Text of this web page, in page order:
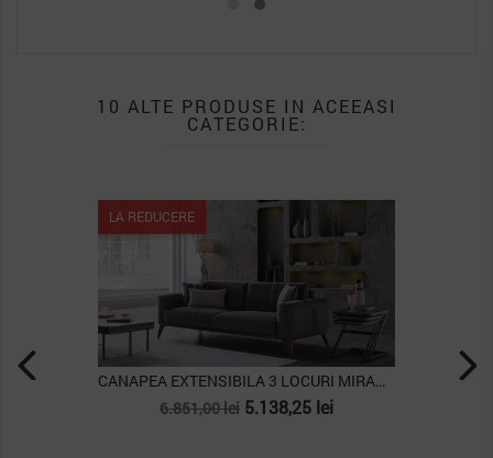
10 ALTE PRODUSE IN ACEEASI
CATEGORIE:
CANAPEA EXTENSIBILA 3 LOCURI MIRANTE S
LA REDUCERE
Pret
6.350,00 leiPret
4.762,50 lei